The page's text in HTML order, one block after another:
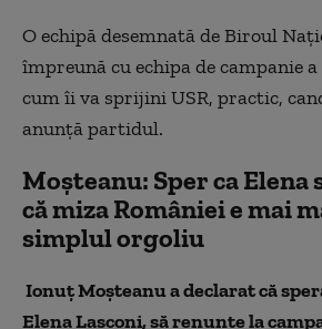
O echipă desemnată de Biroul
împreună cu echipa de campanie
cum îi va sprijini USR, practic,
anunţă partidul.
Moşteanu: Sper ca Elena
că miza României e mai
simplul orgoliu
Ionuţ Moşteanu a declarat că
Elena Lasconi, să renunţe la